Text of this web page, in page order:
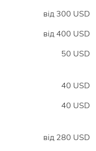
від 300 USD
від 400 USD
50 USD
40 USD
40 USD
від 280 USD